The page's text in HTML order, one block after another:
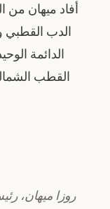
أفاد ميهان من
الدب القطبي
الدائمة
القطب
روزا ميهان،